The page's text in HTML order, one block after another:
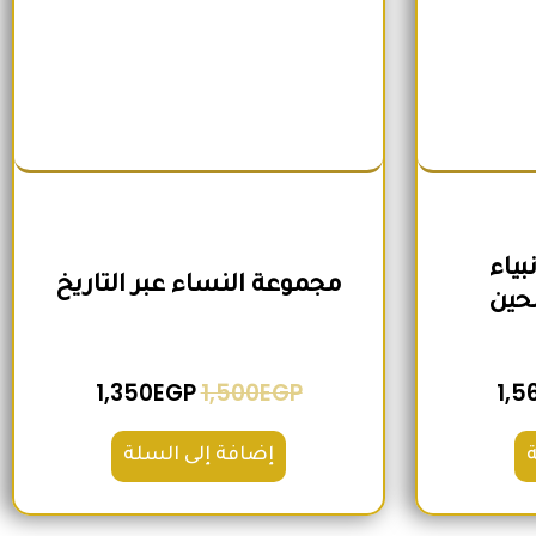
مجموعة النساء عبر التاريخ
1,500EGP
1,350EGP
إضافة إلى السلة